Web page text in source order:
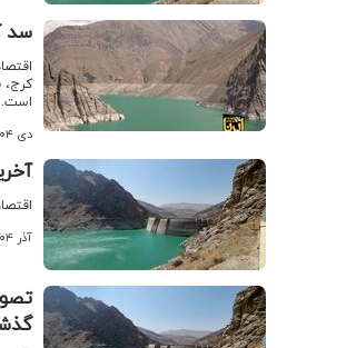
سد
است.
۰۳ دی ۱۴۰۴
۲۲ آذر ۱۴۰۴